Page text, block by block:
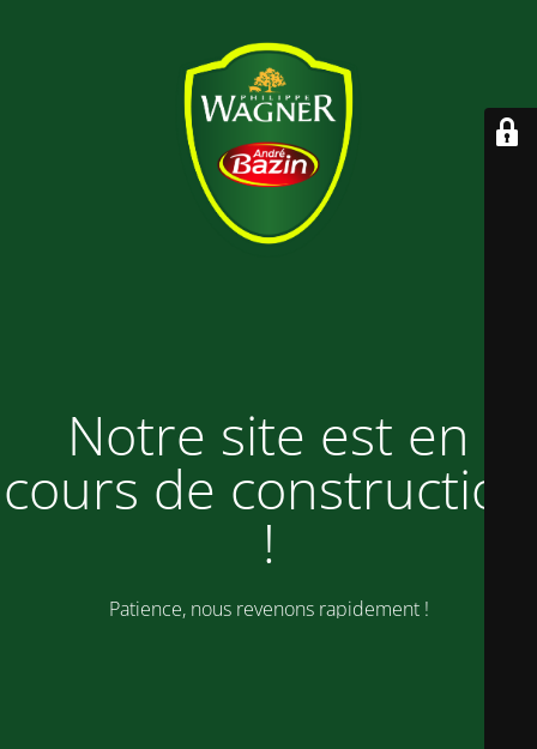
Notre site est en
cours de construction
!
Patience, nous revenons rapidement !